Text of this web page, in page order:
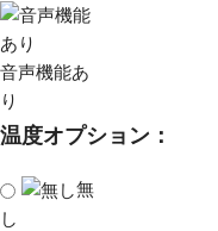
音声機能あ
り
温度オプション：
無
し